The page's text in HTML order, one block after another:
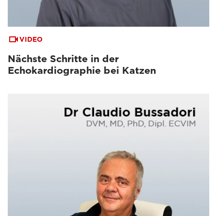
VIDEO
Nächste Schritte in der
Echokardiographie bei Katzen